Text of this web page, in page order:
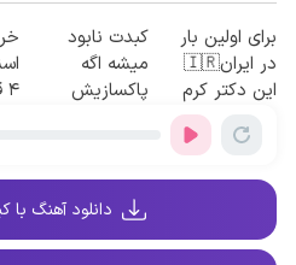
برای اولین بار
در ایران🇮🇷
این دکتر کرم
ترمیم کننده 23
روزه ساخت!
کبدت نابود
میشه اگه
پاکسازیش
دانلود آهنگ با